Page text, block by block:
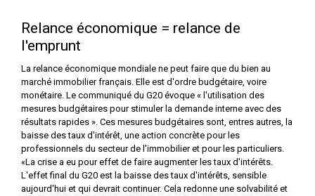
Relance économique = relance de
l'emprunt
La relance économique mondiale ne peut faire que du bien au
marché immobilier français. Elle est d'ordre budgétaire, voire
monétaire. Le communiqué du G20 évoque « l'utilisation des
mesures budgétaires pour stimuler la demande interne avec des
résultats rapides ». Ces mesures budgétaires sont, entres autres, la
baisse des taux d'intérêt, une action concrète pour les
professionnels du secteur de l'immobilier et pour les particuliers.
«La crise a eu pour effet de faire augmenter les taux d'intérêts.
L'effet final du G20 est la baisse des taux d'intérêts, sensible
aujourd'hui et qui devrait continuer. Cela redonne une solvabilité et